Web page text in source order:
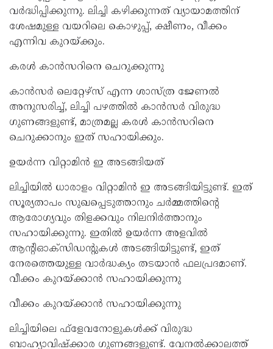
വര്‍ദ്ധിപ്പിക്കുന്നു. ലിച്ചി കഴിക്കുന്നത് വ്യായാമത്തിന്
ശേഷമുള്ള വയറിലെ കൊഴുപ്പ്, ക്ഷീണം, വീക്കം
എന്നിവ കുറയ്ക്കും.
കരള്‍ കാന്‍സറിനെ ചെറുക്കുന്നു
കാന്‍സര്‍ ലെറ്റേഴ്സ് എന്ന ശാസ്ത്ര ജേണല്‍
അനുസരിച്ച്, ലിച്ചി പഴത്തില്‍ കാന്‍സര്‍ വിരുദ്ധ
ഗുണങ്ങളുണ്ട്, മാത്രമല്ല കരള്‍ കാന്‍സറിനെ
ചെറുക്കാനും ഇത് സഹായിക്കും.
ഉയര്‍ന്ന വിറ്റാമിന്‍ ഇ അടങ്ങിയത്
ലിച്ചിയില്‍ ധാരാളം വിറ്റാമിന്‍ ഇ അടങ്ങിയിട്ടുണ്ട്. ഇത്
സൂര്യതാപം സുഖപ്പെടുത്താനും ചര്‍മ്മത്തിന്റെ
ആരോഗ്യവും തിളക്കവും നിലനിര്‍ത്താനും
സഹായിക്കുന്നു. ഇതില്‍ ഉയര്‍ന്ന അളവില്‍
ആന്റിഓക്സിഡന്റുകള്‍ അടങ്ങിയിട്ടുണ്ട്, ഇത്
നേരത്തെയുള്ള വാര്‍ദ്ധക്യം തടയാന്‍ ഫലപ്രദമാണ്.
വീക്കം കുറയ്ക്കാന്‍ സഹായിക്കുന്നു
വീക്കം കുറയ്ക്കാന്‍ സഹായിക്കുന്നു
ലിച്ചിയിലെ ഫ്‌ളേവനോളുകള്‍ക്ക് വിരുദ്ധ
ബാഹ്യാവിഷ്‌ക്കാര ഗുണങ്ങളുണ്ട്. വേനല്‍ക്കാലത്ത്